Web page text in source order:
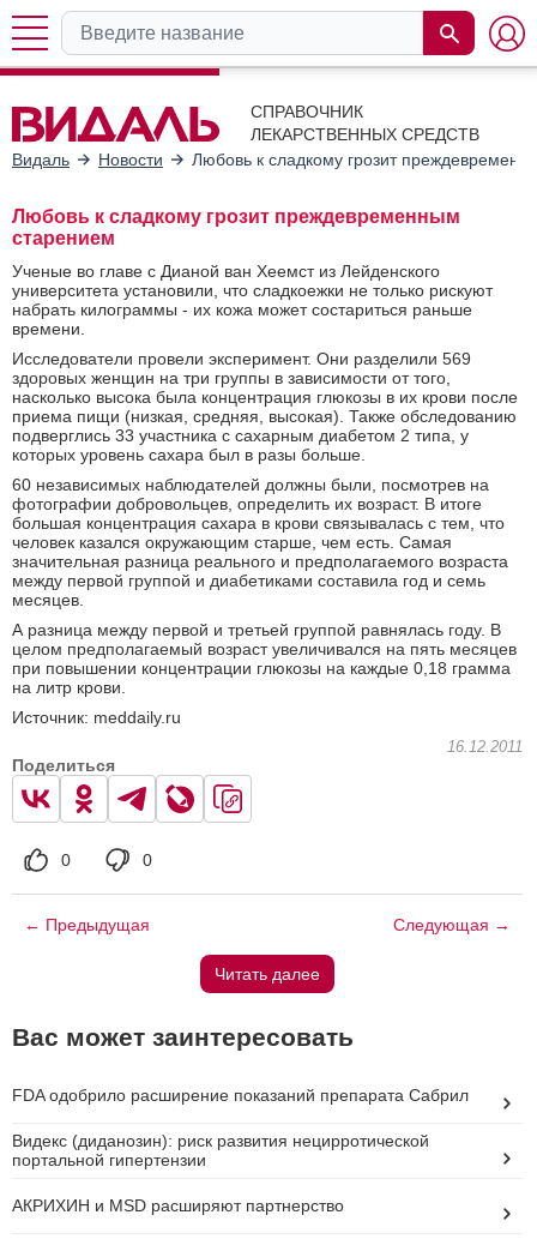
СПРАВОЧНИК
ЛЕКАРСТВЕННЫХ СРЕДСТВ
Видаль
Новости Любовь к сладкому грозит
Любовь к сладкому грозит преждевременным
старением
Ученые во главе с Дианой ван Хеемст из Лейденского
университета установили, что сладкоежки не только рискуют
набрать килограммы - их кожа может состариться раньше
времени.
Исследователи провели эксперимент. Они разделили 569
здоровых женщин на три группы в зависимости от того,
насколько высока была концентрация глюкозы в их крови после
приема пищи (низкая, средняя, высокая). Также обследованию
подверглись 33 участника с сахарным диабетом 2 типа, у
которых уровень сахара был в разы больше.
60 независимых наблюдателей должны были, посмотрев на
фотографии добровольцев, определить их возраст. В итоге
большая концентрация сахара в крови связывалась с тем, что
человек казался окружающим старше, чем есть. Самая
значительная разница реального и предполагаемого возраста
между первой группой и диабетиками составила год и семь
месяцев.
А разница между первой и третьей группой равнялась году. В
целом предполагаемый возраст увеличивался на пять месяцев
при повышении концентрации глюкозы на каждые 0,18 грамма
на литр крови.
Источник: meddaily.ru
16.12.2011
Поделиться
0 0
← Предыдущая Следующая →
Читать далее
Вас может заинтересовать
FDA одобрило расширение показаний препарата Сабрил
Видекс (диданозин): риск развития нецирротической
портальной гипертензии
АКРИХИН и MSD расширяют партнерство